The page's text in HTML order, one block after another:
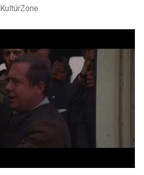
KultúrZone